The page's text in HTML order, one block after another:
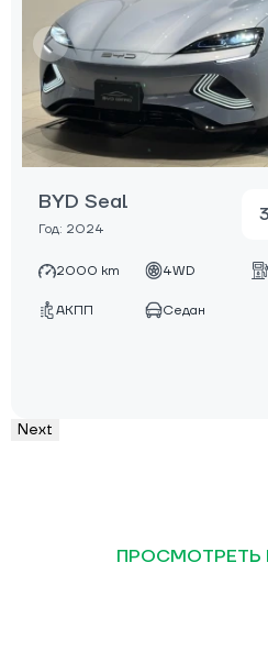
BYD Seal
Год: 2024
2000 km 4WD
АКПП Седан
Next
ПРОСМОТРЕТЬ